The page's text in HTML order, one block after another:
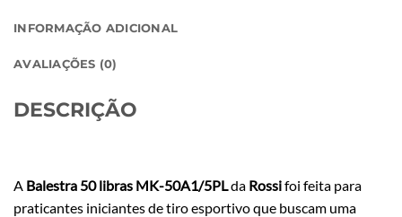
INFORMAÇÃO ADICIONAL
AVALIAÇÕES (0)
DESCRIÇÃO
A Balestra 50 libras MK-50A1/5PL da Rossifoi feita para
praticantes iniciantes de tiro esportivo que buscam uma